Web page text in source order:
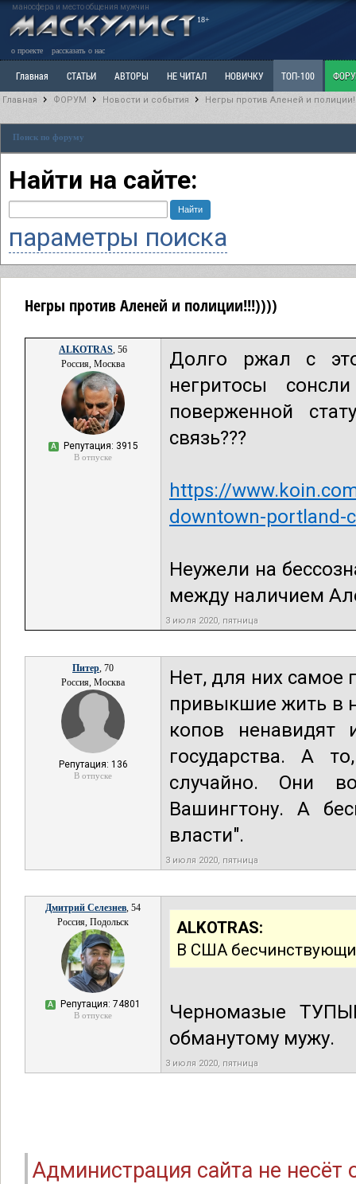
маносфера и место общения мужчин
18+
о проекте рассказать о нас
Главная СТАТЬИ АВТОРЫ НЕ ЧИТАЛ НОВИЧКУ ТОП-100
Ветка: Наболевшее. Выскажись!
РАЗДЕЛ: Разное
Главная ФОРУМ Новости и события Негры против Аленей и
Поиск по форуму
Найти на сайте:
параметры поиска
Негры против Аленей и полиции!!!))))
ALKOTRAS, 56
Россия, Москва
А Репутация: 3915
В отпуске
Долго ржал с
негритосы
поверженной
связь???
https://
downtown-portland-
Неужели на
между наличием
3 июля 2020, пятница
Питер, 70
Россия, Москва
Репутация: 136
В отпуске
Нет, для них самое
привыкшие жить в
копов ненавидят
государства. А
случайно. Они
Вашингтону. А
власти".
3 июля 2020, пятница
Дмитрий Селезнев, 54
Россия, Подольск
А Репутация: 74801
В отпуске
ALKOTRAS:
В США
Черномазые
обманутому мужу.
3 июля 2020, пятница
Администрация сайта не